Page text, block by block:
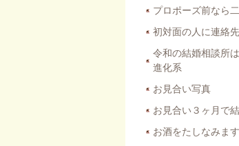
プロポーズ前なら
初対面の人に連絡
令和の結婚相談所
進化系
お見合い写真
お見合い３ヶ月で
お酒をたしなみます